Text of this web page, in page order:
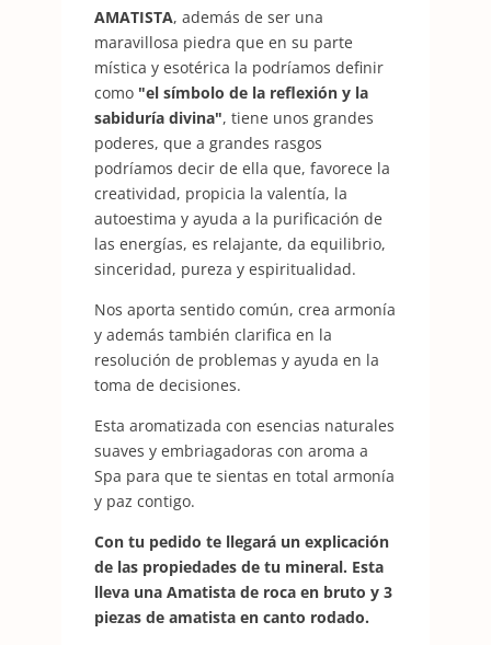
AMATISTA, además de ser una
maravillosa piedra que en su parte
mística y esotérica la podríamos definir
como "el símbolo de la reflexión y la
sabiduría divina", tiene unos grandes
poderes, que a grandes rasgos
podríamos decir de ella que, favorece la
creatividad, propicia la valentía, la
autoestima y ayuda a la purificación de
las energías, es relajante, da equilibrio,
sinceridad, pureza y espiritualidad.
Nos aporta sentido común, crea armonía
y además también clarifica en la
resolución de problemas y ayuda en la
toma de decisiones.
Esta aromatizada con esencias naturales
suaves y embriagadoras con aroma a
Spa para que te sientas en total armonía
y paz contigo.
Con tu pedido te llegará un explicación
de las propiedades de tu mineral. Esta
lleva una Amatista de roca en bruto y 3
piezas de amatista en canto rodado.